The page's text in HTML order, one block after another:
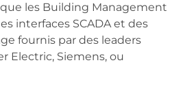
les Building Management
interfaces SCADA et des
fournis par des leaders
Electric, Siemens, ou